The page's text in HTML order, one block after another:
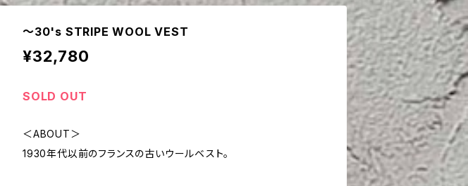
〜30's STRIPE WOOL VEST
¥32,780
SOLD OUT
＜ABOUT＞
1930年代以前のフランスの古いウールベスト。